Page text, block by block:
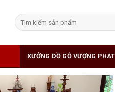
Tìm
kiếm:
XƯỞNG ĐỒ GỖ VƯỢNG PHÁT